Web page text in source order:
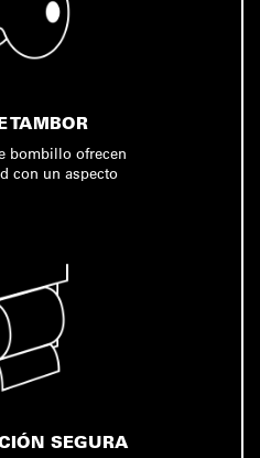
TAMBOR
bombillo ofrecen
con un aspecto
SEGURA